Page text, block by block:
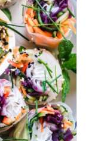
DETAILS